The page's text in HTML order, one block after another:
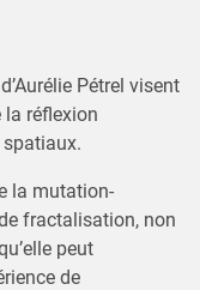
Pétrel visent
la réflexion
la mutation-
fractalisation, non
peut
de